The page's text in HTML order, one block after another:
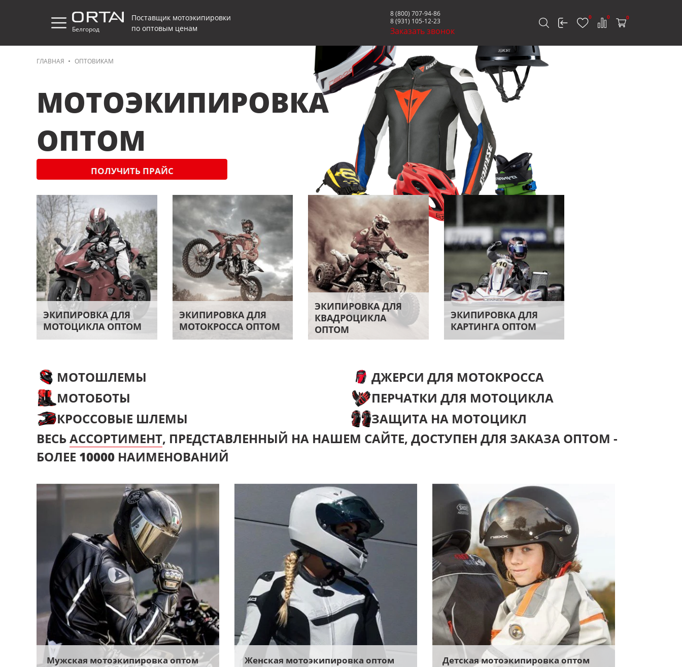
Белгород
Поставщик мотоэкипировки
по оптовым ценам
8 (800) 707-94-86
8 (931) 105-12-23
Заказать звонок
0 0 0
ГЛАВНАЯ ОПТОВИКАМ
МОТОЭКИПИРОВКА
ОПТОМ
ПОЛУЧИТЬ ПРАЙС
ЭКИПИРОВКА ДЛЯ
МОТОЦИКЛА ОПТОМ
ЭКИПИРОВКА ДЛЯ
МОТОКРОССА ОПТОМ
ЭКИПИРОВКА ДЛЯ
КВАДРОЦИКЛА
ОПТОМ
ЭКИПИРОВКА ДЛЯ
КАРТИНГА ОПТОМ
МОТОШЛЕМЫ
МОТОБОТЫ
КРОССОВЫЕ ШЛЕМЫ
ДЖЕРСИ ДЛЯ МОТОКРОССА
ПЕРЧАТКИ ДЛЯ МОТОЦИКЛА
ЗАЩИТА НА МОТОЦИКЛ
ВЕСЬАССОРТИМЕНТ, ПРЕДСТАВЛЕННЫЙ НА НАШЕМ САЙТЕ, ДОСТУПЕН ДЛЯ ЗАКАЗА ОПТОМ -
БОЛЕЕ 10000 НАИМЕНОВАНИЙ
Мужская мотоэкипировка оптом Женская мотоэкипировка оптом Детская мотоэкипировка оптом